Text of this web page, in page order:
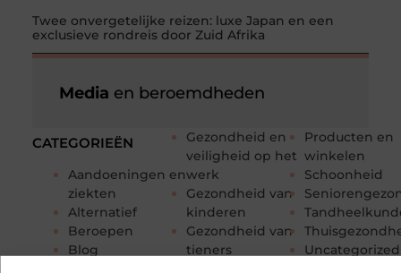
Twee onvergetelijke reizen: luxe Japan en een
exclusieve rondreis door Zuid Afrika
CATEGORIEËN
Aandoeningen en
ziekten
Alternatief
Beroepen
Blog
Gezondheid en
veiligheid op het
werk
Gezondheid van
kinderen
Gezondheid van
tieners
Producten en
winkelen
Schoonheid
Uncategorized
Media en beroemdheden